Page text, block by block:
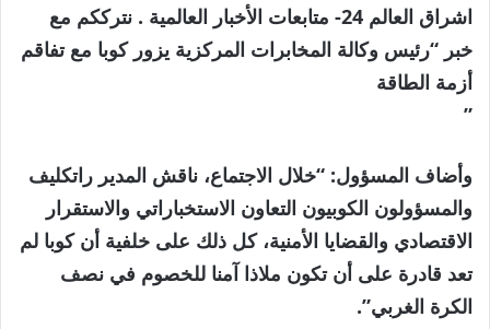
اشراق العالم 24- متابعات الأخبار العالمية . نترككم مع
خبر “رئيس وكالة المخابرات المركزية يزور كوبا مع تفاقم
أزمة الطاقة
”
وأضاف المسؤول: “خلال الاجتماع، ناقش المدير راتكليف
والمسؤولون الكوبيون التعاون الاستخباراتي والاستقرار
الاقتصادي والقضايا الأمنية، كل ذلك على خلفية أن كوبا لم
تعد قادرة على أن تكون ملاذا آمنا للخصوم في نصف
الكرة الغربي”.